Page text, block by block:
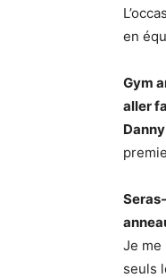
en
Gym
aller
Je me
seuls